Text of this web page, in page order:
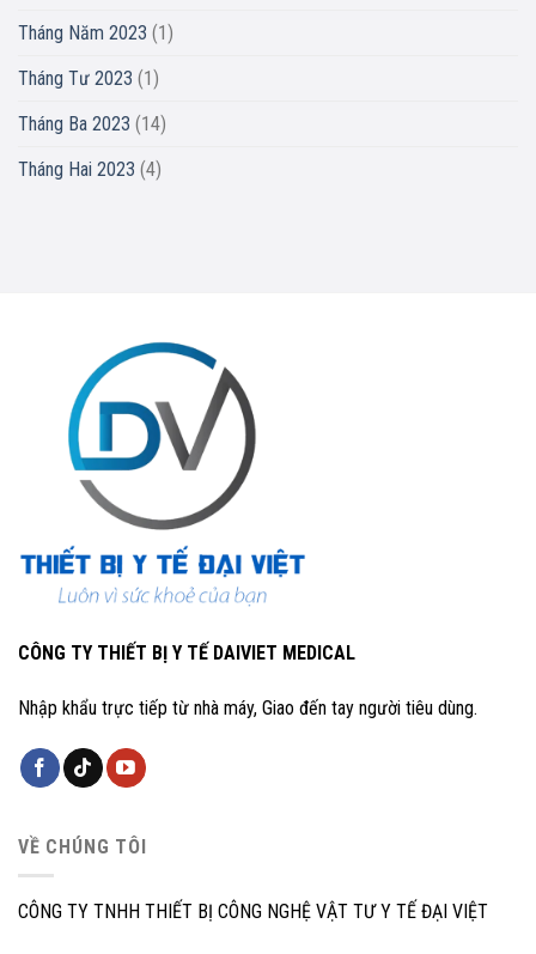
Tháng Năm 2023 (1)
Tháng Tư 2023 (1)
Tháng Ba 2023 (14)
Tháng Hai 2023 (4)
CÔNG TY THIẾT BỊ Y TẾ DAIVIET MEDICAL
Nhập khẩu trực tiếp từ nhà máy, Giao đến tay người tiêu dùng.
VỀ CHÚNG TÔI
CÔNG TY TNHH THIẾT BỊ CÔNG NGHỆ VẬT TƯ Y TẾ ĐẠI VIỆT